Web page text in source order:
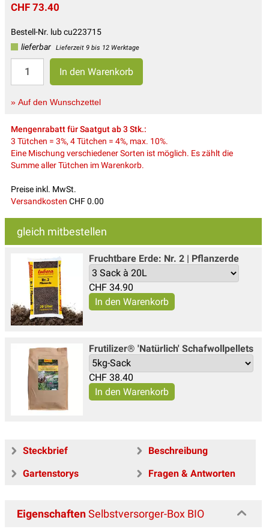
CHF 73.40
Bestell-Nr. lub cu223715
lieferbar
Lieferzeit 9 bis 12 Werktage
» Auf den Wunschzettel
Mengenrabatt für Saatgut ab 3 Stk.:
3 Tütchen = 3%, 4 Tütchen = 4%, max. 10%.
Eine Mischung verschiedener Sorten ist möglich. Es zählt die
Summe aller Tütchen im Warenkorb.
Preise inkl. MwSt.
Versandkosten CHF 0.00
gleich mitbestellen
Fruchtbare Erde: Nr. 2 | Pflanzerde
CHF 34.90
Frutilizer® 'Natürlich' Schafwollpellets
CHF 38.40
Steckbrief
Beschreibung
Gartenstorys
Fragen & Antworten
EigenschaftenSelbstversorger-Box BIO